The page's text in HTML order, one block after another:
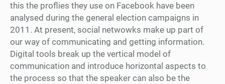
this the proflies they use on Facebook have been
analysed during the general election campaigns in
2011. At present, social netwowks make up part of
our way of communicating and getting information.
Digital tools break up the vertical model of
communication and introduce horizontal aspects to
the process so that the speaker can also be the